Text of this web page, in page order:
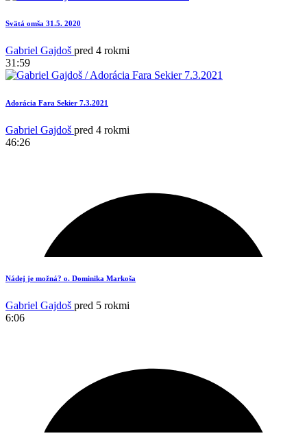
16
Svätá omša 31.5. 2020
Gabriel Gajdoš pred 4 rokmi
31:59
Adorácia Fara Sekier 7.3.2021
Gabriel Gajdoš pred 4 rokmi
46:26
Nádej je možná? o. Dominika Markoša
Gabriel Gajdoš pred 5 rokmi
6:06